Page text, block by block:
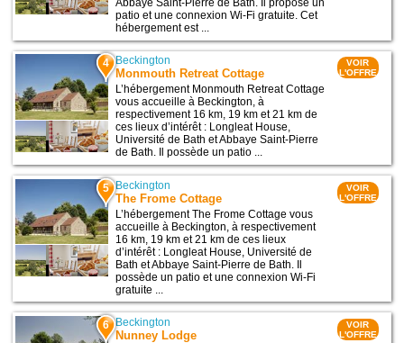
Abbaye Saint-Pierre de Bath. Il propose un
patio et une connexion Wi-Fi gratuite. Cet
hébergement est ...
4 Beckington
Monmouth Retreat Cottage
L’hébergement Monmouth Retreat Cottage
vous accueille à Beckington, à
respectivement 16 km, 19 km et 21 km de
ces lieux d’intérêt : Longleat House,
Université de Bath et Abbaye Saint-Pierre
de Bath. Il possède un patio ...
VOIR
L'OFFRE
5 Beckington
The Frome Cottage
L’hébergement The Frome Cottage vous
accueille à Beckington, à respectivement
16 km, 19 km et 21 km de ces lieux
d’intérêt : Longleat House, Université de
Bath et Abbaye Saint-Pierre de Bath. Il
possède un patio et une connexion Wi-Fi
gratuite ...
VOIR
L'OFFRE
6 Beckington
Nunney Lodge
VOIR
L'OFFRE